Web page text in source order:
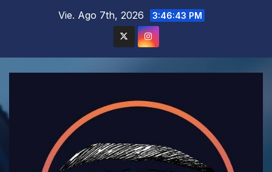
Vie. Ago 7th, 2026 3:46:46 PM